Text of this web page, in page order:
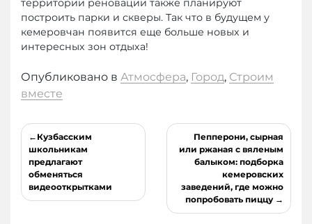
территории реновации также планируют
построить парки и скверы. Так что в будущем у
кемеровчан появится еще больше новых и
интересных зон отдыха!
Опубликовано в Атмосфера, Город, Строим
вместе
Навигация
по
записям
Кузбасским
школьникам
предлагают
обменяться
видеооткрытками
Пепперони, сырная
или ржаная с вяленым
балыком: подборка
кемеровских
заведений, где можно
попробовать пиццу